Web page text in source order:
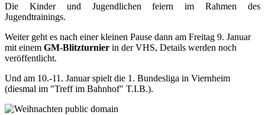
Die Kinder und Jugendlichen feiern im Rahmen des
Jugendtrainings.
Weiter geht es nach einer kleinen Pause dann am Freitag 9. Januar
mit einem GM-Blitzturnier in der VHS, Details werden noch
veröffentlicht.
Und am 10.-11. Januar spielt die 1. Bundesliga in Viernheim
(diesmal im "Treff im Bahnhof" T.I.B.).